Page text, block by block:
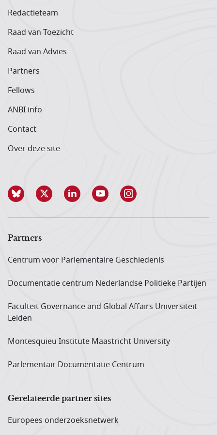
Redactieteam
Raad van Toezicht
Raad van Advies
Partners
Fellows
ANBI info
Contact
Over deze site
Partners
Centrum voor Parlementaire Geschiedenis
Documentatie centrum Neder­landse Politieke Partijen
Faculteit Governance and Global Affairs Universiteit
Leiden
Montesquieu Institute Maastricht University
Parlementair Documentatie Centrum
Gerelateerde partner sites
Europees onderzoeks­netwerk